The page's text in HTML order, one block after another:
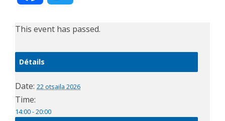
This event has passed.
Détails
Date: 22 otsaila 2026
Time:
14:00 - 20:00